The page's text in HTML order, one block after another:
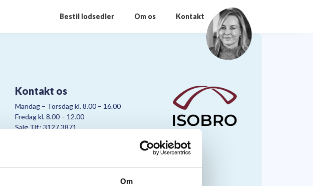
Om
Bestil lodsedler Om os Kontakt
Kontakt os
Mandag – Torsdag kl. 8.00 – 16.00
Fredag kl. 8.00 – 12.00
Salg Tlf.: 3127 3871